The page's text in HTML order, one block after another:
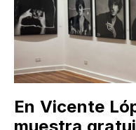
En Vicente